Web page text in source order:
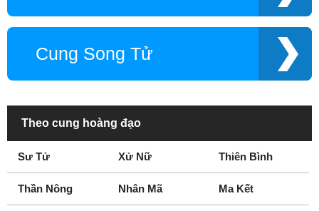
Cung Song Tử
Theo cung hoàng đạo
Sư Tử Xử Nữ Thiên Bình
Thần Nông Nhân Mã Ma Kết